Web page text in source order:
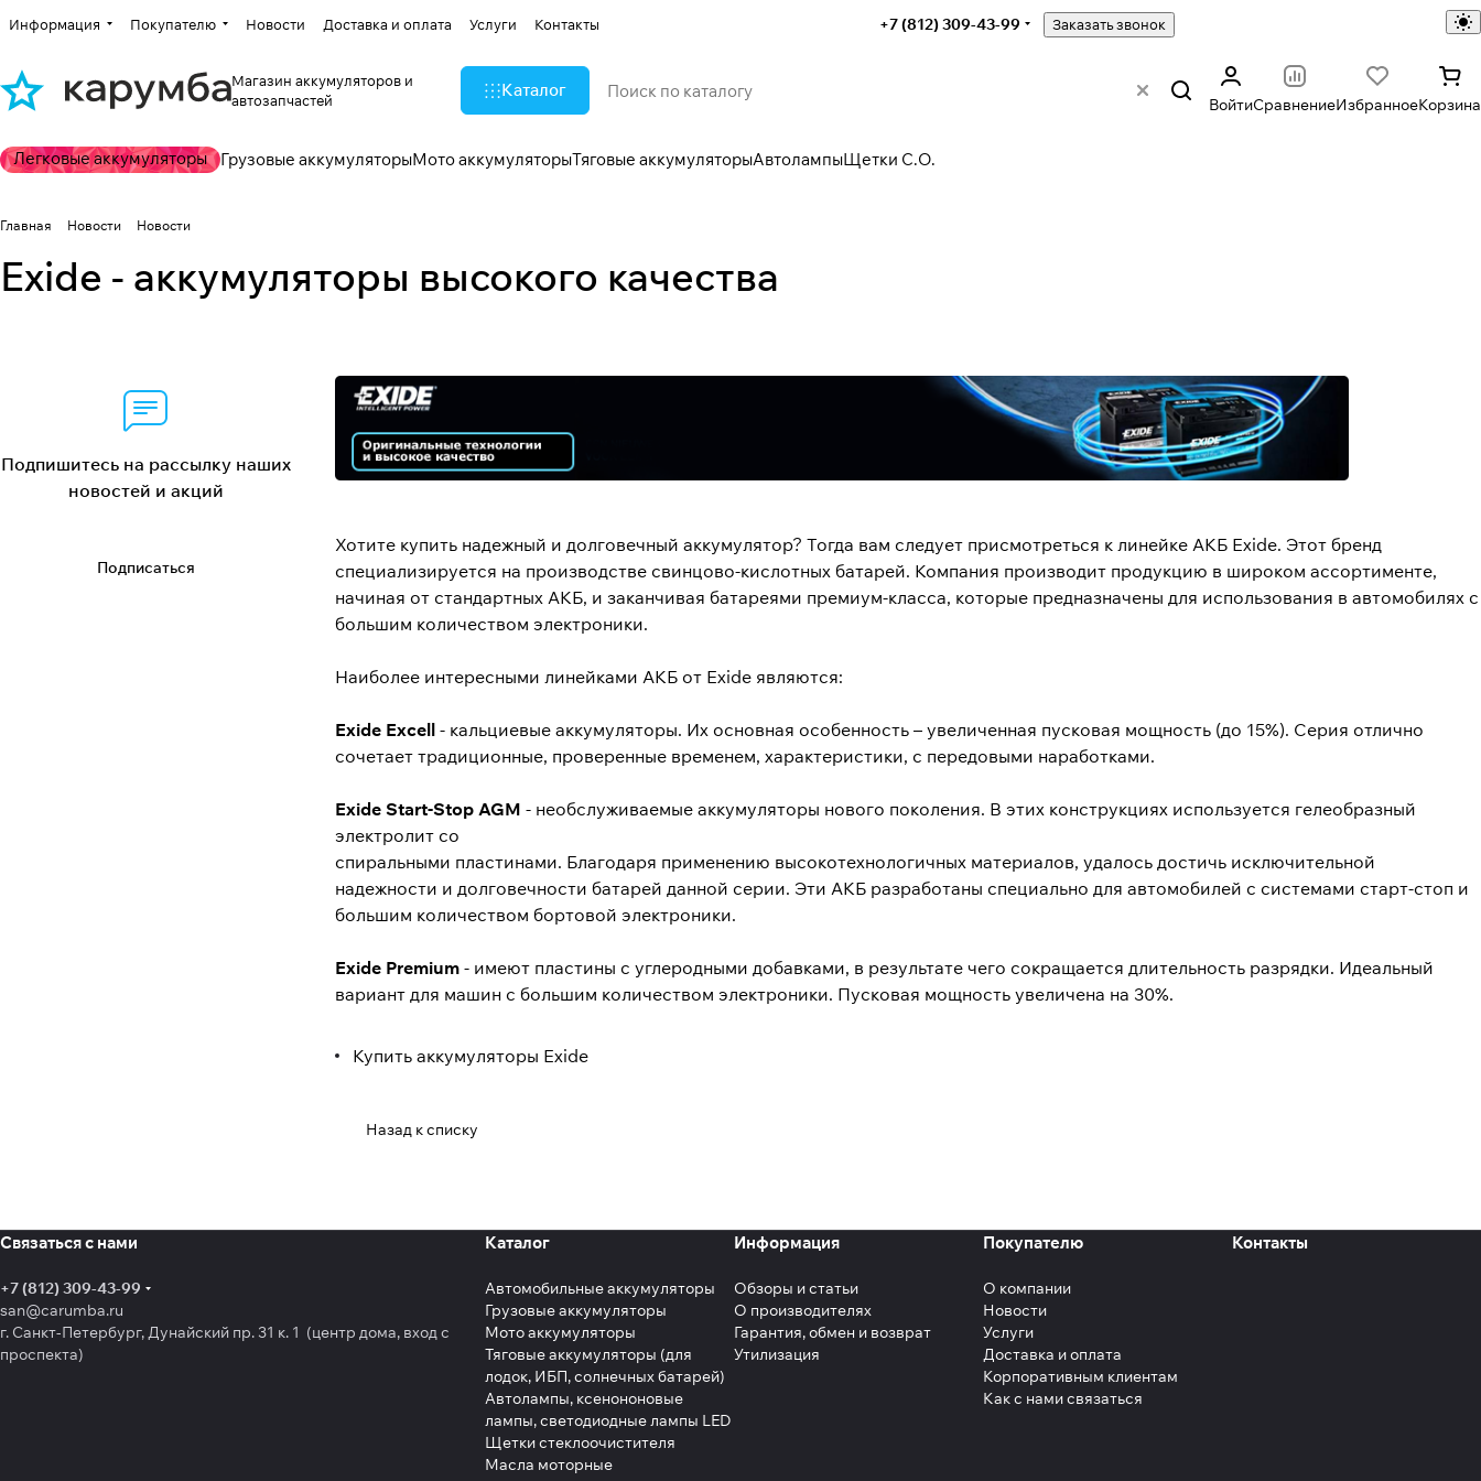
Информация Покупателю Новости Доставка и оплата Услуги Контакты +7 (812) 309-43-99 Заказать звонок
Магазин аккумуляторов и
автозапчастей
Каталог
ВойтиСравнениеИзбранноеКорзина
Легковые аккумуляторы Грузовые аккумуляторыМото аккумуляторыТяговые аккумуляторыАвтолампыЩетки С.О.
Главная Новости Новости
Exide - аккумуляторы высокого качества
Хотите купить надежный и долговечный аккумулятор? Тогда вам следует присмотреться к линейке АКБ Exide. Этот бренд
специализируется на производстве свинцово-кислотных батарей. Компания производит продукцию в широком ассортименте,
начиная от стандартных АКБ, и заканчивая батареями премиум-класса, которые предназначены для использования в автомобилях с
большим количеством электроники.
Наиболее интересными линейками АКБ от Exide являются:
Exide Excell - кальциевые аккумуляторы. Их основная особенность – увеличенная пусковая мощность (до 15%). Серия отлично
сочетает традиционные, проверенные временем, характеристики, с передовыми наработками.
Exide Start-Stop AGM - необслуживаемые аккумуляторы нового поколения. В этих конструкциях используется гелеобразный
электролит со
спиральными пластинами. Благодаря применению высокотехнологичных материалов, удалось достичь исключительной
надежности и долговечности батарей данной серии. Эти АКБ разработаны специально для автомобилей с системами старт-стоп и
большим количеством бортовой электроники.
Exide Premium - имеют пластины с углеродными добавками, в результате чего сокращается длительность разрядки. Идеальный
вариант для машин с большим количеством электроники. Пусковая мощность увеличена на 30%.
Купить аккумуляторы Exide
Назад к списку
Подпишитесь на рассылку наших
новостей и акций
Подписаться
Связаться с нами
+7 (812) 309-43-99
san@carumba.ru
г. Санкт-Петербург, Дунайский пр. 31 к. 1 (центр дома, вход с
проспекта)
Каталог
Автомобильные аккумуляторы
Грузовые аккумуляторы
Мото аккумуляторы
Тяговые аккумуляторы (для
лодок, ИБП, солнечных батарей)
Автолампы, ксенононовые
лампы, светодиодные лампы LED
Щетки стеклоочистителя
Масла моторные
Информация
Обзоры и статьи
О производителях
Гарантия, обмен и возврат
Утилизация
Покупателю
О компании
Новости
Услуги
Доставка и оплата
Корпоративным клиентам
Как с нами связаться
Контакты